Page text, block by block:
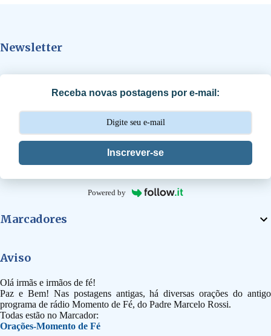
á
s
Newsletter
Receba novas postagens por e-mail:
Inscrever-se
Powered by
Marcadores
Aviso
Olá irmãs e irmãos de fé!
Paz e Bem! Nas postagens antigas, há diversas orações do antigo
programa de rádio Momento de Fé, do Padre Marcelo Rossi.
Todas estão no Marcador:
Orações-Momento de Fé